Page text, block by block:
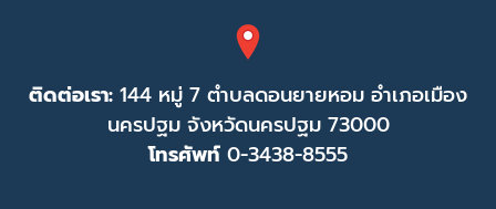
ติดต่อเรา: 144 หมู่ 7 ตำบลดอนยายหอม อำเภอเมือง
นครปฐม จังหวัดนครปฐม 73000
โทรศัพท์ 0-3438-8555